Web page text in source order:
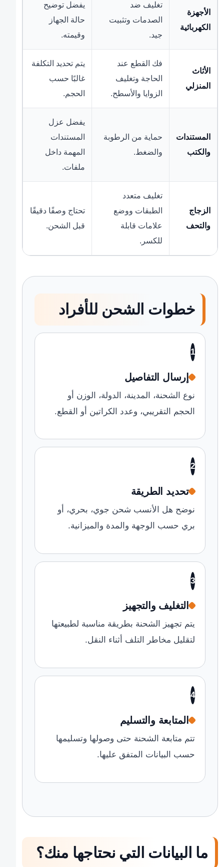
الأجهزة
الكهربائية
تغليف ضد
الصدمات وتثبيت
جيد.
يفضل توضيح
حالة الجهاز
وقيمته.
الأثاث
المنزلي
فك القطع عند
الحاجة وتغليف
الزوايا والأسطح.
يتم تحديد التكلفة
غالبًا حسب
الحجم.
المستندات
والكتب
حماية من الرطوبة
والضغط.
يفضل عزل
المستندات
المهمة داخل
ملفات.
الزجاج
والتحف
تغليف متعدد
الطبقات ووضع
علامات قابلة
للكسر.
تحتاج وصفًا دقيقًا
قبل الشحن.
خطوات الشحن للأفراد
1
إرسال التفاصيل
نوع الشحنة، المدينة، الدولة، الوزن أو
الحجم التقريبي، وعدد الكراتين أو القطع.
2
تحديد الطريقة
نوضح هل الأنسب شحن جوي، بحري، أو
بري حسب الوجهة والمدة والميزانية.
3
التغليف والتجهيز
يتم تجهيز الشحنة بطريقة مناسبة لطبيعتها
لتقليل مخاطر التلف أثناء النقل.
4
المتابعة والتسليم
تتم متابعة الشحنة حتى وصولها وتسليمها
حسب البيانات المتفق عليها.
ما البيانات التي نحتاجها منك؟